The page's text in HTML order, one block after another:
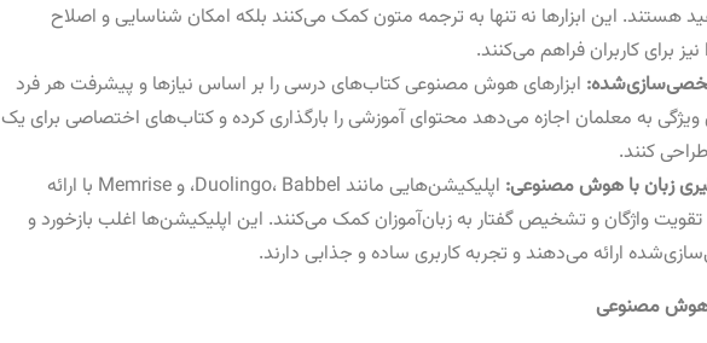
هستند. این ابزارها نه تنها به ترجمه متون کمک می‌کنند بلکه امکان شناسایی و اصلاح
برای کاربران فراهم می‌کنند.
ابزارهای هوش مصنوعی کتاب‌های درسی را بر اساس نیازها و پیشرفت هر فرد
به معلمان اجازه می‌دهد محتوای آموزشی را بارگذاری کرده و کتاب‌های اختصاصی برای یک
کنند.
زبان با هوش مصنوعی:
اپلیکیشن‌هایی مانند Duolingo، Babbel، و Memrise با ارائه
واژگان و تشخیص گفتار به زبان‌آموزان کمک می‌کنند. این اپلیکیشن‌ها اغلب بازخورد و
ارائه می‌دهند و تجربه کاربری ساده و جذابی دارند.
هوش مصنوعی